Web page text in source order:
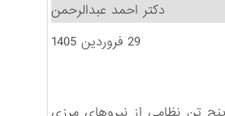
دکتر احمد عبدالرحمن
29 فروردین 1405